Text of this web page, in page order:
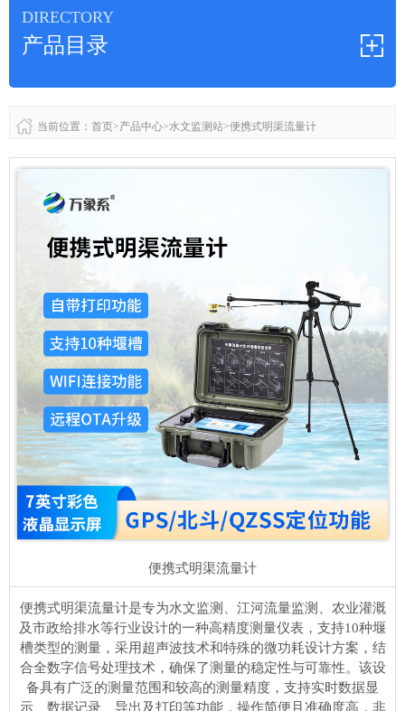
DIRECTORY
产品目录
当前位置： 首页>产品中心>水文监测站>便携式明渠流量计
便携式明渠流量计
便携式明渠流量计是专为水文监测、江河流量监测、农业灌溉
及市政给排水等行业设计的一种高精度测量仪表，支持10种堰
槽类型的测量，采用超声波技术和特殊的微功耗设计方案，结
合全数字信号处理技术，确保了测量的稳定性与可靠性。该设
备具有广泛的测量范围和较高的测量精度，支持实时数据显
示、数据记录、导出及打印等功能，操作简便且准确度高，非